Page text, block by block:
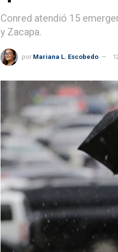
Conred atendió 15
y Zacapa.
por Mariana L. Escobedo